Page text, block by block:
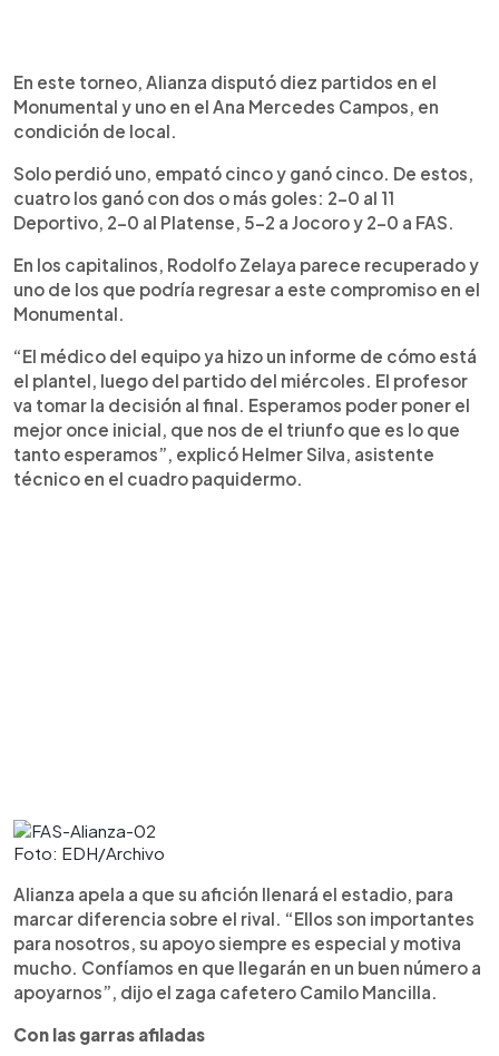
En este torneo, Alianza disputó diez partidos en el
Monumental y uno en el Ana Mercedes Campos, en
condición de local.
Solo perdió uno, empató cinco y ganó cinco. De estos,
cuatro los ganó con dos o más goles: 2-0 al 11
Deportivo, 2-0 al Platense, 5-2 a Jocoro y 2-0 a FAS.
En los capitalinos, Rodolfo Zelaya parece recuperado y
uno de los que podría regresar a este compromiso en el
Monumental.
“El médico del equipo ya hizo un informe de cómo está
el plantel, luego del partido del miércoles. El profesor
va tomar la decisión al final. Esperamos poder poner el
mejor once inicial, que nos de el triunfo que es lo que
tanto esperamos”, explicó Helmer Silva, asistente
técnico en el cuadro paquidermo.
Foto: EDH/Archivo
Alianza apela a que su afición llenará el estadio, para
marcar diferencia sobre el rival. “Ellos son importantes
para nosotros, su apoyo siempre es especial y motiva
mucho. Confíamos en que llegarán en un buen número a
apoyarnos”, dijo el zaga cafetero Camilo Mancilla.
Con las garras afiladas